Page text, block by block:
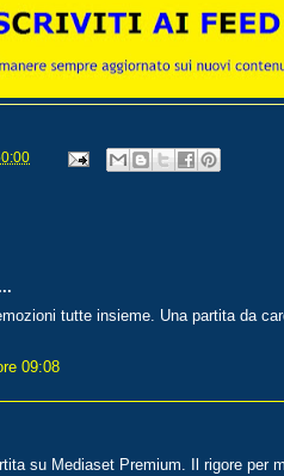
tutte insieme. Una partita da
09:08
su Mediaset Premium. Il rigore per